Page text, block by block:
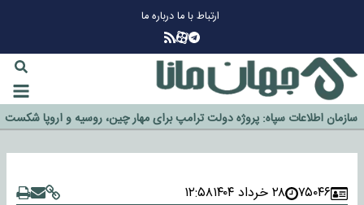
ارتباط با مادرباره ما
چرا طلا دوباره افزایشی شد؟
گزینه جدایی اوسمار روی میز مدیران پرسپولیس
آیا رئیس جمهور آمریکا قانون را دور می‌زند؟
۷۵۰۴۶ ۲۸ خرداد ۱۴۰۴
۱۲:۵۸